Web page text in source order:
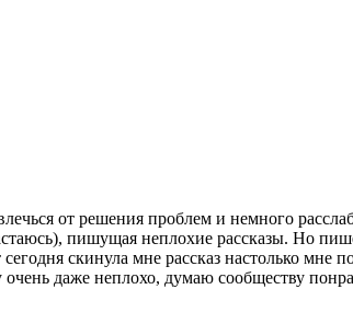
от решения проблем и немного
пишущая неплохие рассказы. Но
скинула мне рассказ настолько мне
даже неплохо, думаю сообществу